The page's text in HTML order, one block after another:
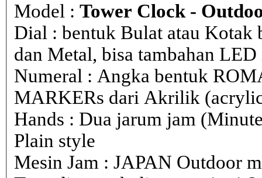
Model : Tower Clock -
Dial : bentuk Bulat atau
dan Metal, bisa tambahan
Numeral : Angka bentuk
MARKERs dari Akrilik
Hands : Dua jarum jam
Plain style
Mesin Jam : JAPAN Outdoor